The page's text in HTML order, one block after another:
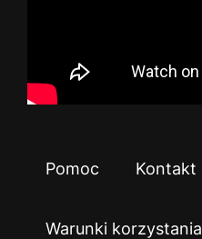
Pomoc Kontakt
Warunki korzystania